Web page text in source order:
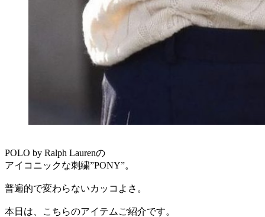
POLO by Ralph Laurenの
アイコニックな刺繍”PONY”。
普遍的で変わらないカッコよさ。
本日は、こちらのアイテムご紹介です。